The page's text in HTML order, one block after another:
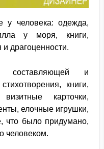
у человека: одежда,
у моря, книги,
драгоценности.
составляющей и
книги,
карточки,
елочные игрушки,
что было придумано,
человеком.